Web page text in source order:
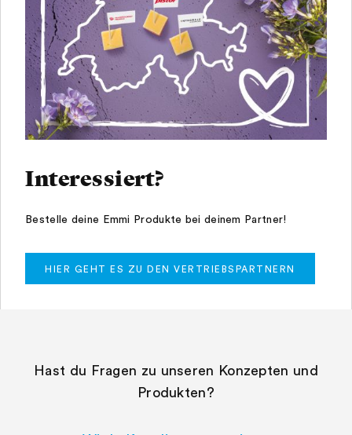
Interessiert?
Bestelle deine Emmi Produkte bei deinem Partner!
HIER GEHT ES ZU DEN VERTRIEBSPARTNERN
Hast du Fragen zu unseren Konzepten und
Produkten?